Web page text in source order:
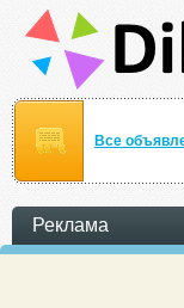
Все
Реклама